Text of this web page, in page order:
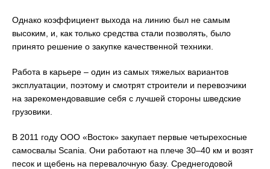
Однако коэффициент выхода на линию был не самым
высоким, и, как только средства стали позволять, было
принято решение о закупке качественной техники.
Работа в карьере – один из самых тяжелых вариантов
эксплуатации, поэтому и смотрят строители и перевозчики
на зарекомендовавшие себя с лучшей стороны шведские
грузовики.
В 2011 году ООО «Восток» закупает первые четырехосные
самосвалы Scania. Они работают на плече 30–40 км и возят
песок и щебень на перевалочную базу. Среднегодовой